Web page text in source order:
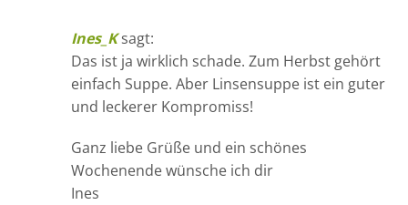
Ines_K sagt:
Das ist ja wirklich schade. Zum Herbst gehört
einfach Suppe. Aber Linsensuppe ist ein guter
und leckerer Kompromiss!
Ganz liebe Grüße und ein schönes
Wochenende wünsche ich dir
Ines